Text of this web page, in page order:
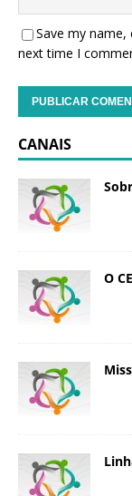
Save my
next time I
CANAIS
O